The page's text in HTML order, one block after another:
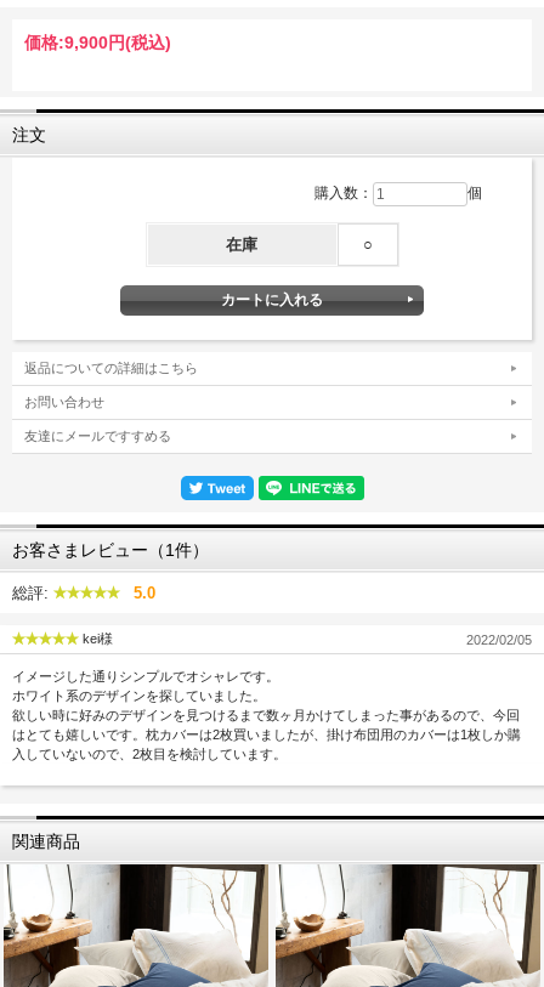
価格:9,900円(税込)
注文
購入数： 個
在庫 ○
返品についての詳細はこちら
お問い合わせ
友達にメールですすめる
お客さまレビュー（1件）
総評: 5.0
kei様 2022/02/05
イメージした通りシンプルでオシャレです。
ホワイト系のデザインを探していました。
欲しい時に好みのデザインを見つけるまで数ヶ月かけてしまった事があるので、今回
はとても嬉しいです。枕カバーは2枚買いましたが、掛け布団用のカバーは1枚しか購
入していないので、2枚目を検討しています。
関連商品